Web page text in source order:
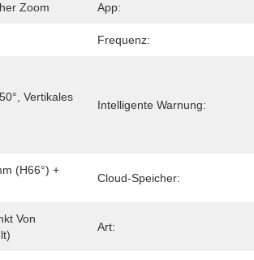
Zoom App:
Frequenz:
Vertikales
Intelligente Warnung:
(H66°) +
Cloud-Speicher:
Von
Art: